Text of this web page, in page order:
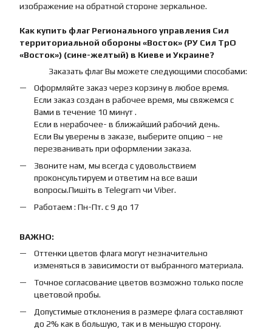
изображение на обратной стороне зеркальное.
Как купить флаг Регионального управления Сил
территориальной обороны «Восток» (РУ Сил ТрО
«Восток») (сине-желтый) в Киеве и Украине?
Заказать флаг Вы можете следующими способами:
Оформляйте заказ через корзину в любое время.
Если заказ создан в рабочее время, мы свяжемся с
Вами в течение 10 минут .
Если в нерабочее- в ближайший рабочий день.
Если Вы уверены в заказе, выберите опцию – не
перезванивать при оформлении заказа.
Звоните нам, мы всегда с удовольствием
проконсультируем и ответим на все ваши
вопросы.Пишіть в Telegram чи Viber.
Работаем : Пн-Пт. с 9 до 17
ВАЖНО:
Оттенки цветов флага могут незначительно
изменяться в зависимости от выбранного материала.
Точное согласование цветов возможно только после
цветовой пробы.
Допустимые отклонения в размере флага составляют
до 2% как в большую, так и в меньшую сторону.